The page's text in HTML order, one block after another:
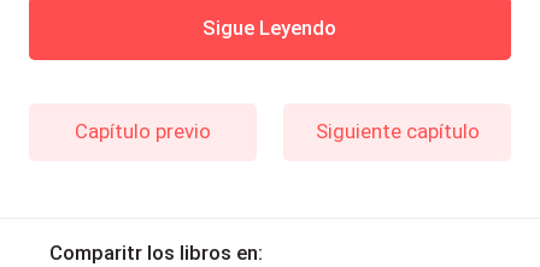
Sigue Leyendo
Capítulo previo Siguiente capítulo
Comparitr los libros en: